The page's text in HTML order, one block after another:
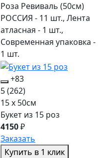
Роза Ревиваль (50см)
РОССИЯ - 11 шт., Лента
атласная - 1 шт.,
Современная упаковка -
1 шт.
+83
5(262)
15 x 50см
Букет из 15 роз
4150₽
Заказать
Купить в 1 клик